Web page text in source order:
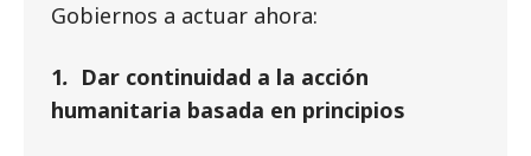
Gobiernos a actuar ahora:
1. Dar continuidad a la acción
humanitaria basada en principios